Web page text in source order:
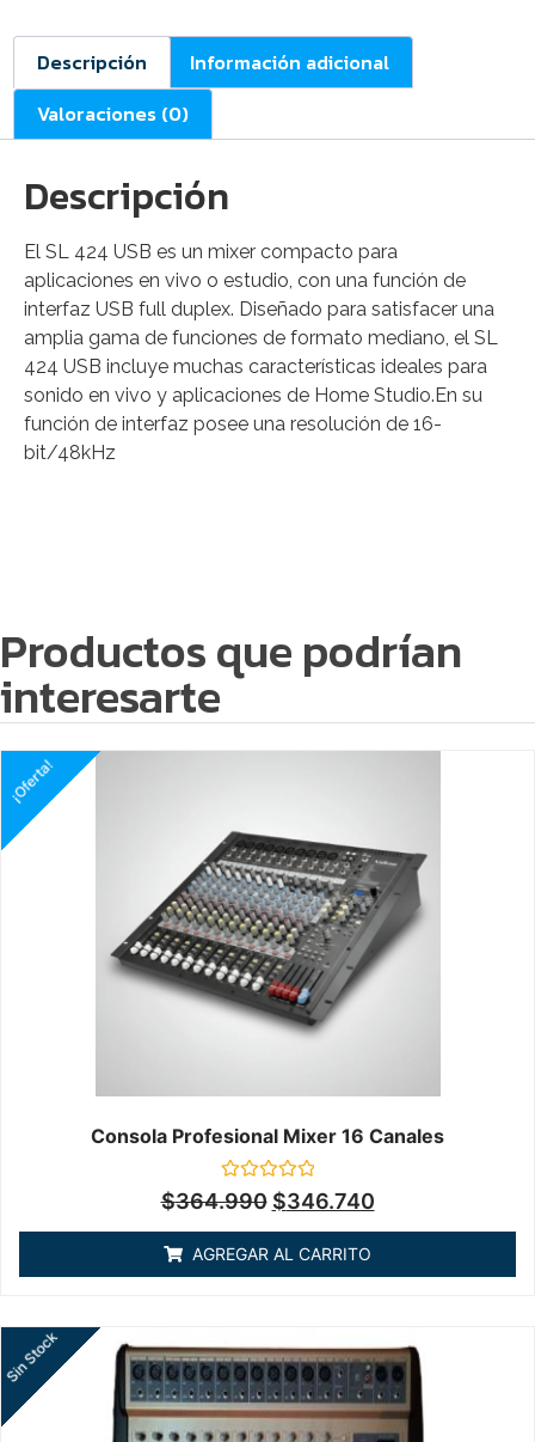
Descripción
Información adicional
Valoraciones (0)
Descripción
El SL 424 USB es un mixer compacto para
aplicaciones en vivo o estudio, con una función de
interfaz USB full duplex. Diseñado para satisfacer una
amplia gama de funciones de formato mediano, el SL
424 USB incluye muchas características ideales para
sonido en vivo y aplicaciones de Home Studio.En su
función de interfaz posee una resolución de 16-
bit/48kHz
Productos que podrían
interesarte
Consola Profesional Mixer 16 Canales
Valorado
en
5
¡Oferta!
$364.990 $346.740
AGREGAR AL CARRITO
Sin Stock